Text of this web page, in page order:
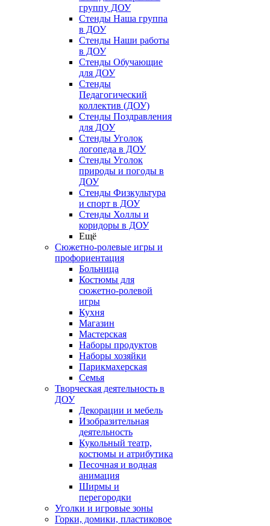
группу ДОУ
Стенды Наша группа
в ДОУ
Стенды Наши работы
в ДОУ
Стенды Обучающие
для ДОУ
Стенды
Педагогический
коллектив (ДОУ)
Стенды Поздравления
для ДОУ
Стенды Уголок
логопеда в ДОУ
Стенды Уголок
природы и погоды в
ДОУ
Стенды Физкультура
и спорт в ДОУ
Стенды Холлы и
коридоры в ДОУ
Ещё
Сюжетно-ролевые игры и
профориентация
Больница
Костюмы для
сюжетно-ролевой
игры
Кухня
Магазин
Мастерская
Наборы продуктов
Наборы хозяйки
Парикмахерская
Семья
Творческая деятельность в
ДОУ
Декорации и мебель
Изобразительная
деятельность
Кукольный театр,
костюмы и атрибутика
Песочная и водная
анимация
Ширмы и
перегородки
Уголки и игровые зоны
Горки, домики, пластиковое